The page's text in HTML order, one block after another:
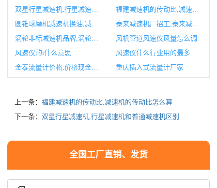
福建减速机的传动比,减速机的传动比怎么算
泰来减速机厂招工,泰来减速机厂招工信息
风机管道风速仪风量怎么调
风速仪的i什么意思
风速仪什么行业用的最多
重庆插入式流量计厂家
上一条： 福建减速机的传动比,减速机的传动比怎么算
下一条： 双星行星减速机,行星减速机和普通减速机区别
全国工厂直销、发货